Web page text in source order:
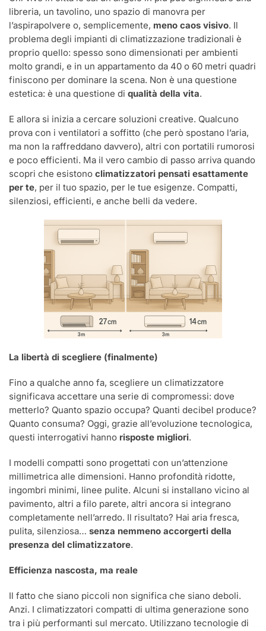
libreria, un tavolino, uno spazio di manovra per
l’aspirapolvere o, semplicemente, meno caos visivo. Il
problema degli impianti di climatizzazione tradizionali è
proprio quello: spesso sono dimensionati per ambienti
molto grandi, e in un appartamento da 40 o 60 metri quadri
finiscono per dominare la scena. Non è una questione
estetica: è una questione di qualità della vita.
E allora si inizia a cercare soluzioni creative. Qualcuno
prova con i ventilatori a soffitto (che però spostano l’aria,
ma non la raffreddano davvero), altri con portatili rumorosi
e poco efficienti. Ma il vero cambio di passo arriva quando
scopri che esistono climatizzatori pensati esattamente
per te, per il tuo spazio, per le tue esigenze. Compatti,
silenziosi, efficienti, e anche belli da vedere.
La libertà di scegliere (finalmente)
Fino a qualche anno fa, scegliere un climatizzatore
significava accettare una serie di compromessi: dove
metterlo? Quanto spazio occupa? Quanti decibel produce?
Quanto consuma? Oggi, grazie all’evoluzione tecnologica,
questi interrogativi hanno risposte migliori.
I modelli compatti sono progettati con un’attenzione
millimetrica alle dimensioni. Hanno profondità ridotte,
ingombri minimi, linee pulite. Alcuni si installano vicino al
pavimento, altri a filo parete, altri ancora si integrano
completamente nell’arredo. Il risultato? Hai aria fresca,
pulita, silenziosa… senza nemmeno accorgerti della
presenza del climatizzatore.
Efficienza nascosta, ma reale
Il fatto che siano piccoli non significa che siano deboli.
Anzi. I climatizzatori compatti di ultima generazione sono
tra i più performanti sul mercato. Utilizzano tecnologie di